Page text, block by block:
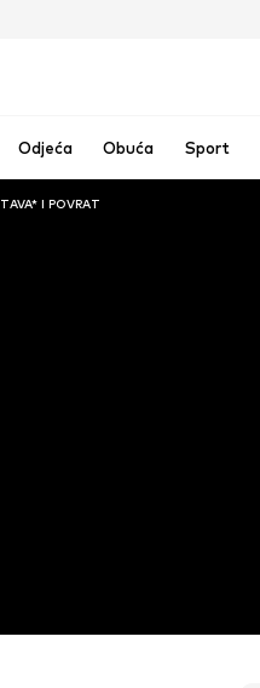
Odjeća Obuća Sport
I POVRAT